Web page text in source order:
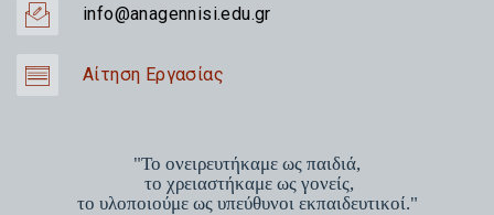
info@anagennisi.edu.gr
Αίτηση Εργασίας
"Το ονειρευτήκαμε ως παιδιά,
το χρειαστήκαμε ως γονείς,
το υλοποιούμε ως υπεύθυνοι εκπαιδευτικοί."